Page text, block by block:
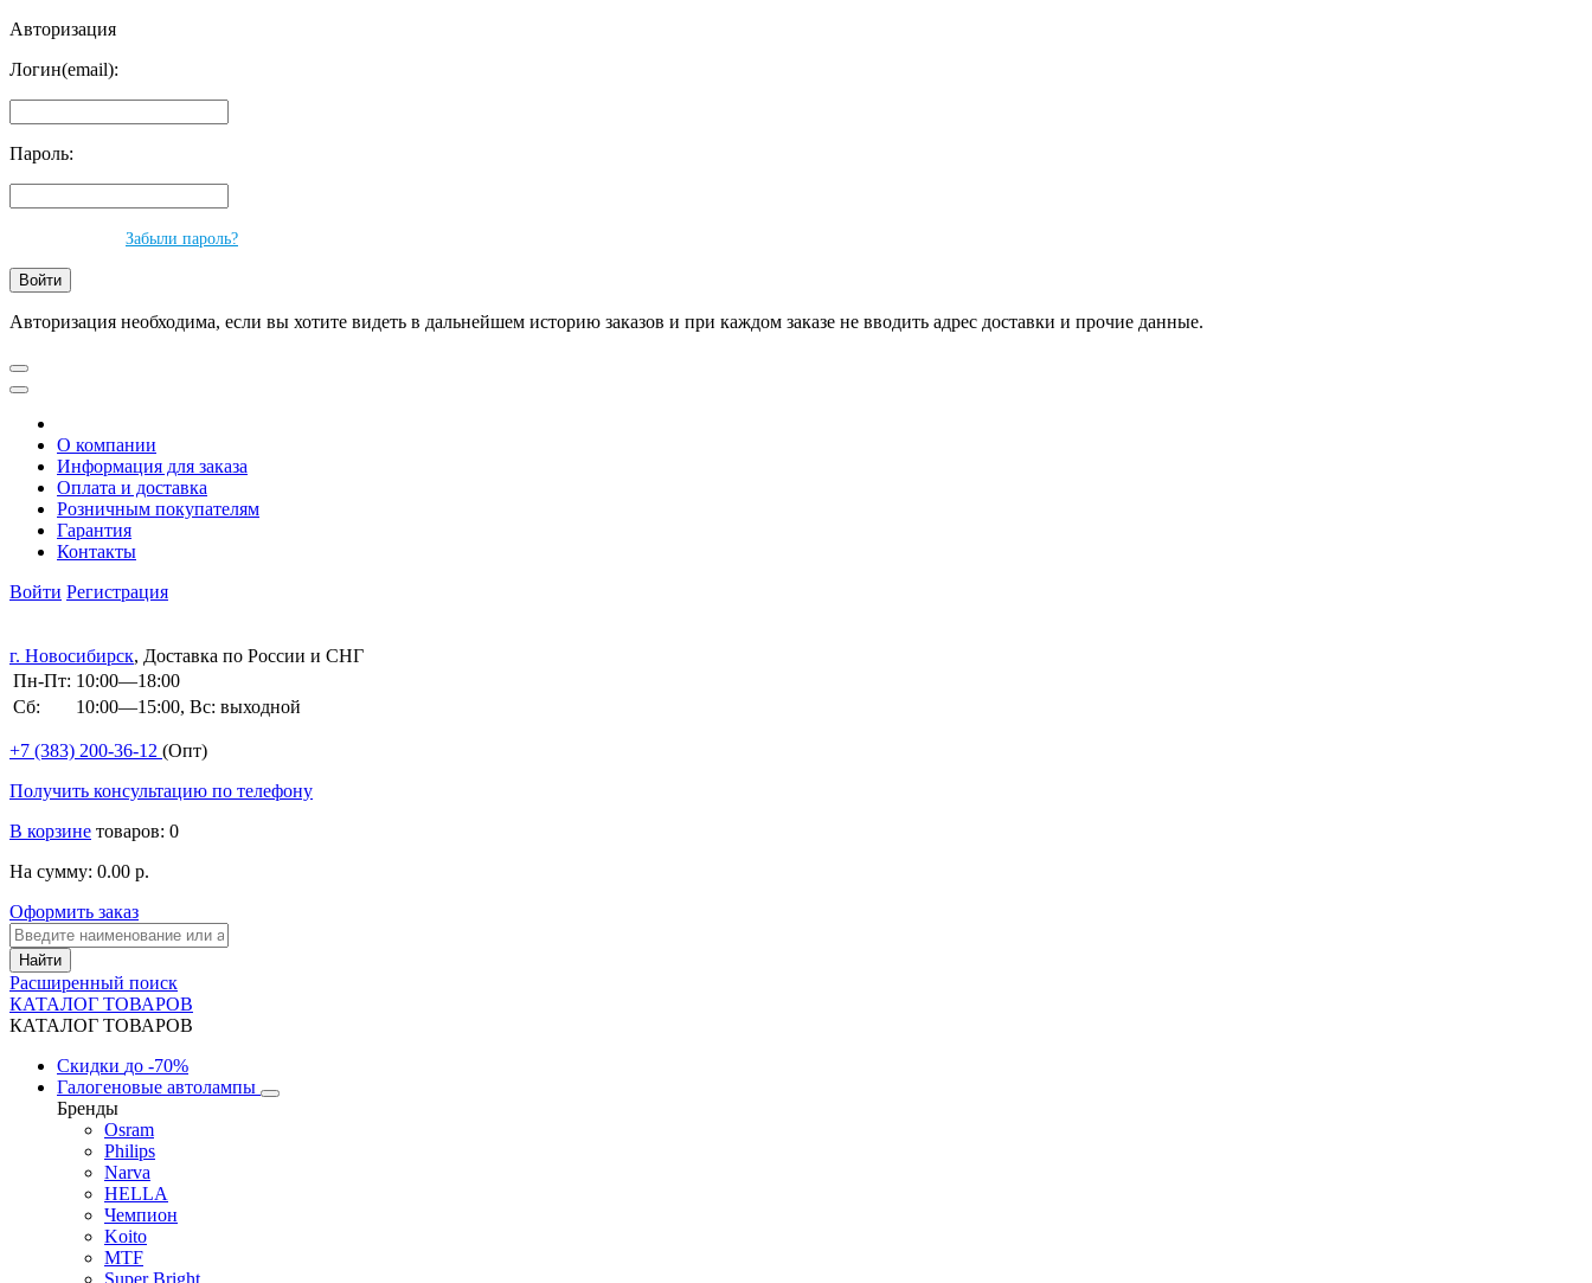
Авторизация
Логин(email):
Пароль:
Забыли пароль?
Авторизация необходима, если вы хотите видеть в дальнейшем историю заказов и при каждом заказе не вводить адрес доставки и прочие данные.
О компании
Информация для заказа
Оплата и доставка
Розничным покупателям
Гарантия
Контакты
Войти Регистрация
г. Новосибирск, Доставка по России и СНГ
Пн-Пт: 10:00—18:00
Сб:
10:00—15:00, Вс: выходной
+7 (383) 200-36-12 (Опт)
Получить консультацию по телефону
В корзине товаров: 0
На сумму: 0.00 р.
Оформить заказ
Расширенный поиск
КАТАЛОГ ТОВАРОВ
КАТАЛОГ ТОВАРОВ
Скидки до -70%
Галогеновые автолампы
Бренды
Osram
Philips
Narva
HELLA
Чемпион
Koito
MTF
Super Bright